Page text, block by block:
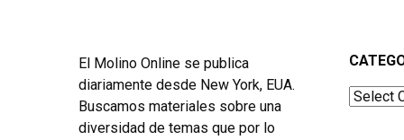
El Molino Online se publica
diariamente desde New York, EUA.
Buscamos materiales sobre una
diversidad de temas que por lo